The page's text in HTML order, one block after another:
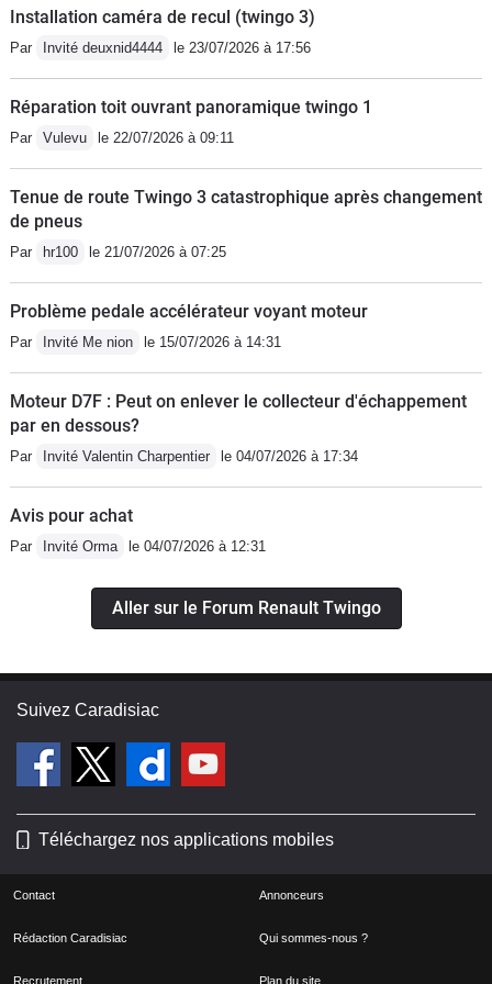
Installation caméra de recul (twingo 3)
Par Invité deuxnid4444 le 23/07/2026 à 17:56
Réparation toit ouvrant panoramique twingo 1
Par Vulevu le 22/07/2026 à 09:11
Tenue de route Twingo 3 catastrophique après changement
de pneus
Par hr100 le 21/07/2026 à 07:25
Problème pedale accélérateur voyant moteur
Par Invité Me nion le 15/07/2026 à 14:31
Moteur D7F : Peut on enlever le collecteur d'échappement
par en dessous?
Par Invité Valentin Charpentier le 04/07/2026 à 17:34
Avis pour achat
Par Invité Orma le 04/07/2026 à 12:31
Aller sur le Forum Renault Twingo
Suivez Caradisiac
Téléchargez nos applications mobiles
Contact Annonceurs
Rédaction Caradisiac Qui sommes-nous ?
Recrutement Plan du site